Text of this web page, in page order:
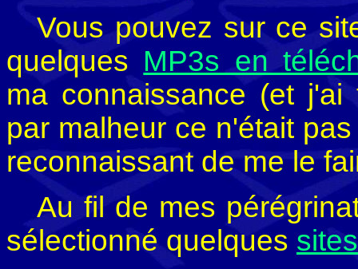
Vous pouvez sur ce
quelques MP3s en
ma connaissance (et
par malheur ce n'était
reconnaissant de me le
Au fil de mes
sélectionné quelques